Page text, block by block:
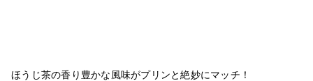
ほうじ茶の香り豊かな風味がプリンと絶妙にマッチ！